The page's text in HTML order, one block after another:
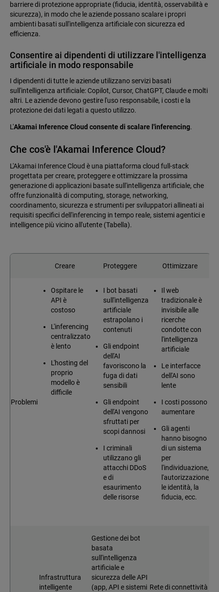
barriere di protezione appropriate (fiducia, identità, osservabilità e
sicurezza), in modo che le aziende possano scalare i propri
ambienti basati sull'intelligenza artificiale con sicurezza ed
efficienza.
Consentire ai dipendenti di utilizzare l'intelligenza
artificiale in modo responsabile
I dipendenti di tutte le aziende utilizzano servizi basati
sull'intelligenza artificiale: Copilot, Cursor, ChatGPT, Claude e molti
altri. Le aziende devono gestire l'uso responsabile, i costi e la
protezione dei dati legati a questo utilizzo.
L'Akamai Inference Cloud consente di scalare l'inferencing.
Che cos'è l'Akamai Inference Cloud?
L'Akamai Inference Cloud è una piattaforma cloud full-stack
progettata per creare, proteggere e ottimizzare la prossima
generazione di applicazioni basate sull'intelligenza artificiale, che
offre funzionalità di computing, storage, networking,
coordinamento, sicurezza e strumenti per sviluppatori allineati ai
requisiti specifici dell'inferencing in tempo reale, sistemi agentici e
intelligence più vicino all'utente (Tabella).
Creare Proteggere Ottimizzare
Problemi
Ospitare le
API è
costoso
L'inferencing
centralizzato
è lento
L'hosting del
proprio
modello è
difficile
I bot basati
sull'intelligenza
artificiale
estrapolano i
contenuti
Gli endpoint
dell'AI
favoriscono la
fuga di dati
sensibili
Gli endpoint
dell'AI vengono
sfruttati per
scopi dannosi
I criminali
utilizzano gli
attacchi DDoS
e di
esaurimento
delle risorse
Il web
tradizionale è
invisibile alle
ricerche
condotte con
l'intelligenza
artificiale
Le interfacce
dell'AI sono
lente
I costi possono
aumentare
Gli agenti
hanno bisogno
di un sistema
per
l'individuazione,
l'autorizzazione,
le identità, la
fiducia, ecc.
Infrastruttura
intelligente
Gestione dei bot
basata
sull'intelligenza
artificiale e
sicurezza delle API
(app, API e sistemi Rete di connettività